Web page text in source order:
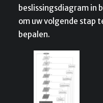
beslissingsdiagram in
om uw volgende stap
bepalen.